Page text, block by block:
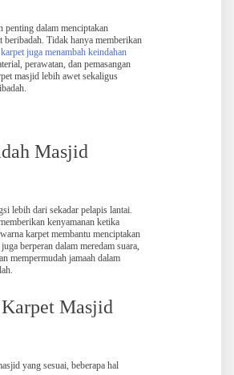
penting dalam menciptakan
beribadah. Tidak hanya memberikan
karpet juga menambah keindahan
perawatan, dan pemasangan
masjid lebih awet sekaligus
Masjid
lebih dari sekadar pelapis lantai.
kenyamanan ketika
karpet membantu menciptakan
berperan dalam meredam suara,
mempermudah jamaah dalam
Masjid
yang sesuai, beberapa hal